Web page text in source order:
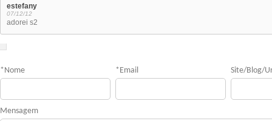
estefany
07/12/12
adorei s2
* Nome * Email Site/Blog/
Mensagem